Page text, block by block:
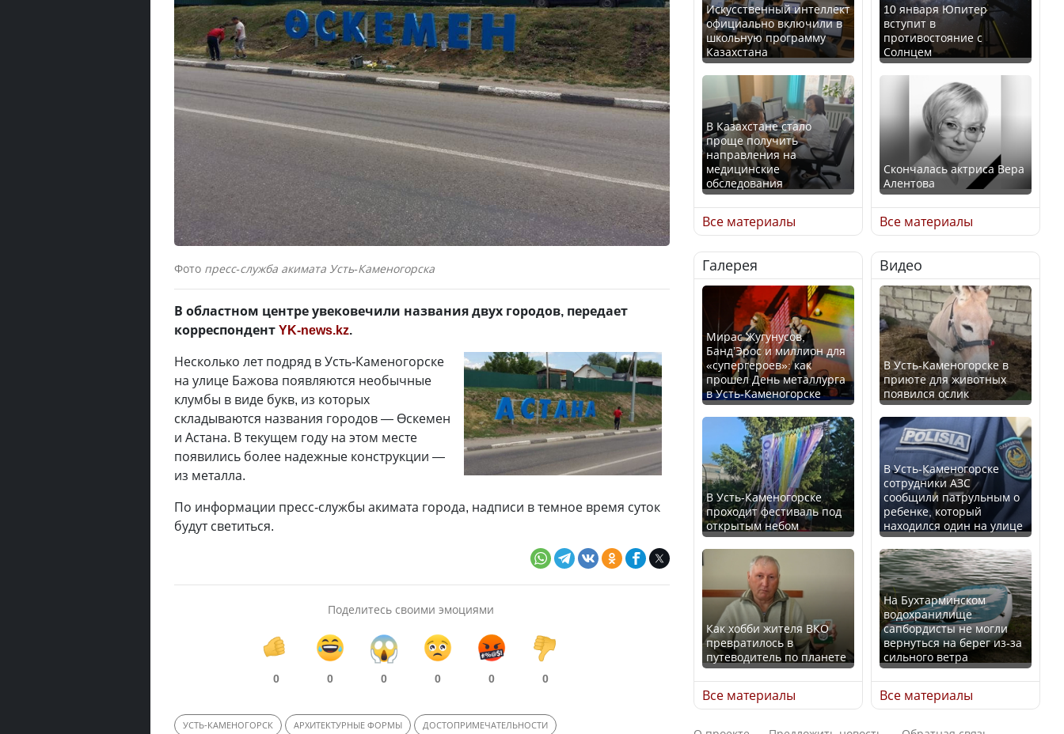
Фото пресс-служба акимата Усть-Каменогорска
В областном центре увековечили названия двух городов, передает
корреспондентYK-news.kz.
Несколько лет подряд в Усть-Каменогорске
на улице Бажова появляются необычные
клумбы в виде букв, из которых
складываются названия городов — Өскемен
и Астана. В текущем году на этом месте
появились более надежные конструкции —
из металла.
По информации пресс-службы акимата города, надписи в темное время суток
будут светиться.
Поделитесь своими эмоциями
0 0 0 0 0 0
УСТЬ-КАМЕНОГОРСК АРХИТЕКТУРНЫЕ ФОРМЫ ДОСТОПРИМЕЧАТЕЛЬНОСТИ
Искусственный интеллект
официально включили в
школьную программу
Казахстана
В Казахстане стало
проще получить
направления на
медицинские
обследования
Қазақстан Орталық Азия
елдері арасында әл-ауқат
индексінде көш бастады
Казахстан возглавил
рейтинг благополучия
среди стран Центральной
Азии
Будут ли представлены
интересы регионов в
Курултае?
Ең төменгі жалақы,
алимент, экология: жеті
партия сайлаушылармен
нені талқылап жатыр?
Все материалы
10 января Юпитер
вступит в
противостояние с
Солнцем
Скончалась актриса Вера
Алентова
В РФ вынесен заочный
приговор по уголовному
делу об убийстве Игоря
Талькова
В России введены
дополнительные
ограничения для
казахстанских прав
Трамп официально
вступил в должность
президента США
Луну признали объектом
культурного наследия,
находящегося под
угрозой исчезновения
Все материалы
Галерея
Мирас Жугунусов,
Банд’Эрос и миллион для
«супергероев»: как
прошел День металлурга
в Усть-Каменогорске
В Усть-Каменогорске
проходит фестиваль под
открытым небом
Как хобби жителя ВКО
превратилось в
путеводитель по планете
Все материалы
Видео
В Усть-Каменогорске в
приюте для животных
появился ослик
В Усть-Каменогорске
сотрудники АЗС
сообщили патрульным о
ребенке, который
находился один на улице
На Бухтарминском
водохранилище
сапбордисты не могли
вернуться на берег из-за
сильного ветра
Все материалы